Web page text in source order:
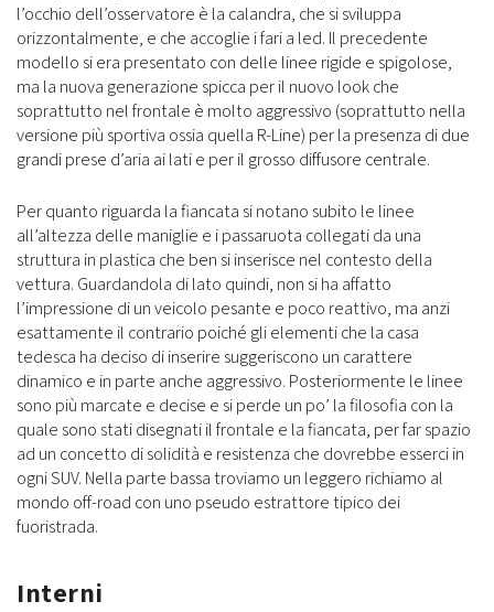
l’occhio dell’osservatore è la calandra, che si sviluppa
orizzontalmente, e che accoglie i fari a led. Il precedente
modello si era presentato con delle linee rigide e spigolose,
ma la nuova generazione spicca per il nuovo look che
soprattutto nel frontale è molto aggressivo (soprattutto nella
versione più sportiva ossia quella R-Line) per la presenza di due
grandi prese d’aria ai lati e per il grosso diffusore centrale.
Per quanto riguarda la fiancata si notano subito le linee
all’altezza delle maniglie e i passaruota collegati da una
struttura in plastica che ben si inserisce nel contesto della
vettura. Guardandola di lato quindi, non si ha affatto
l’impressione di un veicolo pesante e poco reattivo, ma anzi
esattamente il contrario poiché gli elementi che la casa
tedesca ha deciso di inserire suggeriscono un carattere
dinamico e in parte anche aggressivo. Posteriormente le linee
sono più marcate e decise e si perde un po’ la filosofia con la
quale sono stati disegnati il frontale e la fiancata, per far spazio
ad un concetto di solidità e resistenza che dovrebbe esserci in
ogni SUV. Nella parte bassa troviamo un leggero richiamo al
mondo off-road con uno pseudo estrattore tipico dei
fuoristrada.
Interni